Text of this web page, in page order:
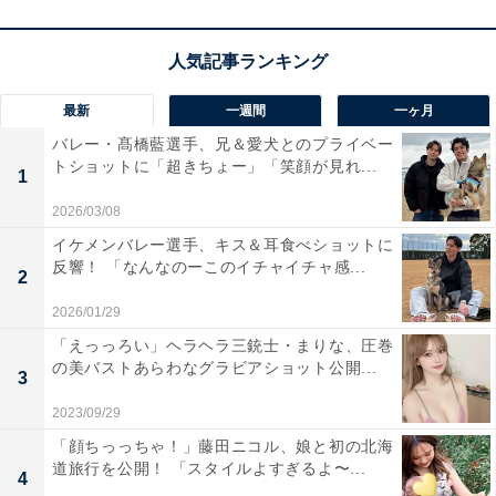
最新 一週間 一ヶ月
1
バレー・髙橋藍選手、兄＆愛犬とのプライベー
トショットに「超きちょー」「笑顔が見れ...
2026/03/08
2
イケメンバレー選手、キス＆耳食べショットに
反響！ 「なんなのーこのイチャイチャ感...
2026/01/29
3
「えっっろい」ヘラヘラ三銃士・まりな、圧巻
の美バストあらわなグラビアショット公開...
2023/09/29
4
「顔ちっっちゃ！」藤田ニコル、娘と初の北海
道旅行を公開！ 「スタイルよすぎるよ〜...